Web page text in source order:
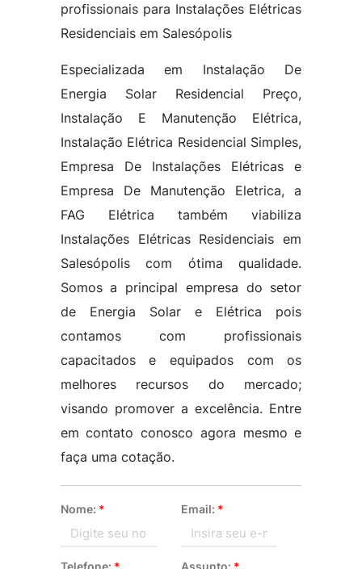
profissionais para Instalações Elétricas
Residenciais em Salesópolis
Especializada em Instalação De
Energia Solar Residencial Preço,
Instalação E Manutenção Elétrica,
Instalação Elétrica Residencial Simples,
Empresa De Instalações Elétricas e
Empresa De Manutenção Eletrica, a
FAG Elétrica também viabiliza
Instalações Elétricas Residenciais em
Salesópolis com ótima qualidade.
Somos a principal empresa do setor
de Energia Solar e Elétrica pois
contamos com profissionais
capacitados e equipados com os
melhores recursos do mercado;
visando promover a excelência. Entre
em contato conosco agora mesmo e
faça uma cotação.
Nome: * Email: *
Telefone: * Assunto: *